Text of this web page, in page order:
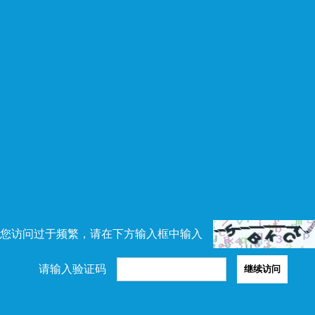
访问过于频繁，请在下方输入框中输入
请输入验证码 继续访问